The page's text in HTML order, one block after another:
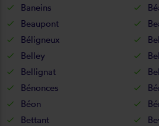
Baneins
Beaupont
Béligneux
Belley
Bellignat
Bénonces
Béon
Bettant